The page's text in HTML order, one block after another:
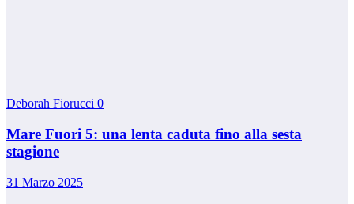
Deborah Fiorucci 0
Mare Fuori 5: una lenta caduta fino alla sesta
stagione
31 Marzo 2025